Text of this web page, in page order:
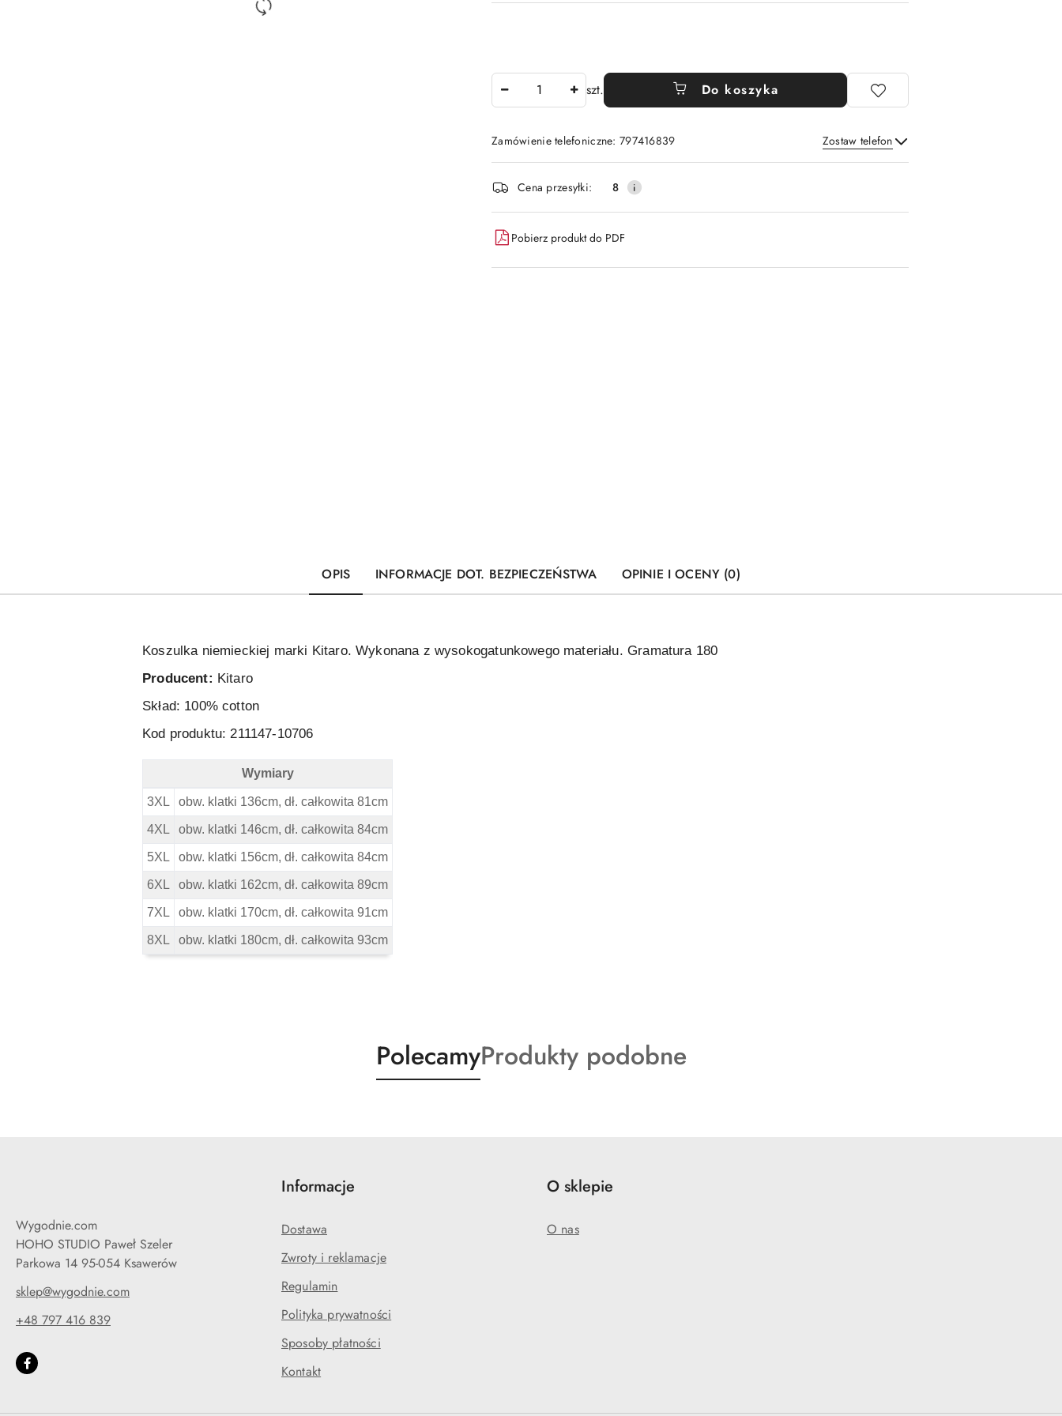
szt. Do koszyka
Zamówienie telefoniczne: 797416839 Zostaw telefon
Wyślij
Dostępność
i
dostawa
Cena przesyłki: 8
Pobierz produkt do PDF
OPIS INFORMACJE DOT. BEZPIECZEŃSTWA OPINIE I OCENY (0)
Koszulka niemieckiej marki Kitaro. Wykonana z wysokogatunkowego materiału. Gramatura 180
Producent: Kitaro
Skład: 100% cotton
Kod produktu: 211147-10706
Kitaro Koszulka - Wymiary
Wymiary
3XL obw. klatki 136cm, dł. całkowita 81cm
4XL obw. klatki 146cm, dł. całkowita 84cm
5XL obw. klatki 156cm, dł. całkowita 84cm
6XL obw. klatki 162cm, dł. całkowita 89cm
7XL obw. klatki 170cm, dł. całkowita 91cm
8XL obw. klatki 180cm, dł. całkowita 93cm
Produkty
o
PolecamyProdukty
o
Produkty podobne
Wygodnie.com
HOHO STUDIO Paweł Szeler
Parkowa 14 95-054 Ksawerów
sklep@wygodnie.com
+48 797 416 839
Informacje
Dostawa
Zwroty i reklamacje
Regulamin
Polityka prywatności
Sposoby płatności
Kontakt
O sklepie
O nas